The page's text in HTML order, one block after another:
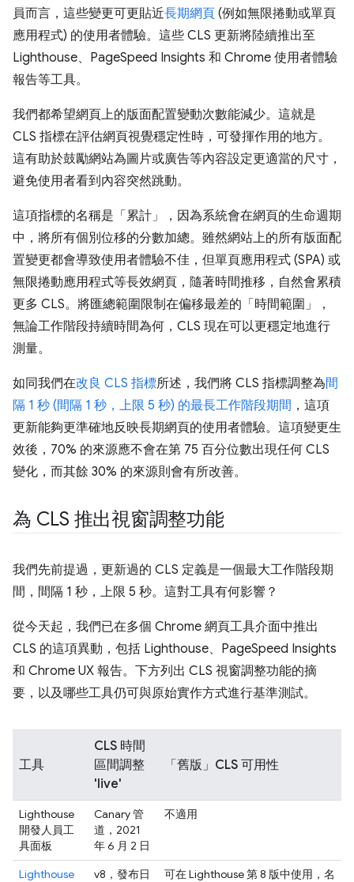
員而言，這些變更可更貼近長期網頁 (例如無限捲動或單頁
應用程式) 的使用者體驗。這些 CLS 更新將陸續推出至
Lighthouse、PageSpeed Insights 和 Chrome 使用者體驗
報告等工具。
我們都希望網頁上的版面配置變動次數能減少。這就是
CLS 指標在評估網頁視覺穩定性時，可發揮作用的地方。
這有助於鼓勵網站為圖片或廣告等內容設定更適當的尺寸，
避免使用者看到內容突然跳動。
這項指標的名稱是「累計」，因為系統會在網頁的生命週期
中，將所有個別位移的分數加總。雖然網站上的所有版面配
置變更都會導致使用者體驗不佳，但單頁應用程式 (SPA) 或
無限捲動應用程式等長效網頁，隨著時間推移，自然會累積
更多 CLS。將匯總範圍限制在偏移最差的「時間範圍」，
無論工作階段持續時間為何，CLS 現在可以更穩定地進行
測量。
如同我們在改良 CLS 指標所述，我們將 CLS 指標調整為間
隔 1 秒 (間隔 1 秒，上限 5 秒) 的最長工作階段期間 ，這項
更新能夠更準確地反映長期網頁的使用者體驗。這項變更生
效後，70% 的來源應不會在第 75 百分位數出現任何 CLS
變化，而其餘 30% 的來源則會有所改善。
為 CLS 推出視窗調整功能
我們先前提過，更新過的 CLS 定義是一個最大工作階段期
間，間隔 1 秒，上限 5 秒。這對工具有何影響？
從今天起，我們已在多個 Chrome 網頁工具介面中推出
CLS 的這項異動，包括 Lighthouse、PageSpeed Insights
和 Chrome UX 報告。下方列出 CLS 視窗調整功能的摘
要，以及哪些工具仍可與原始實作方式進行基準測試。
工具
CLS 時間
區間調整
'live'
「舊版」CLS 可用性
Lighthouse
開發人員工
具面板
Canary 管
道，2021
年 6 月 2 日
不適用
Lighthouse
v8，發布日
可在 Lighthouse 第 8 版中使用，名